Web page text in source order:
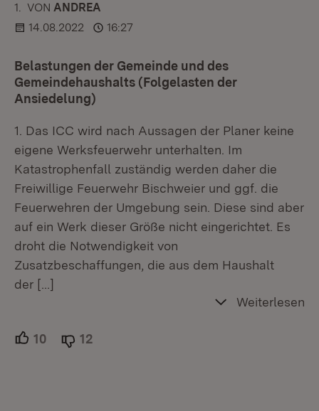
1. KOMMENTAR
VON :ANDREA
14.08.2022
16:27
Belastungen der Gemeinde und des
Gemeindehaushalts (Folgelasten der
Ansiedelung)
1. Das ICC wird nach Aussagen der Planer keine
eigene Werksfeuerwehr unterhalten. Im
Katastrophenfall zuständig werden daher die
Freiwillige Feuerwehr Bischweier und ggf. die
Feuerwehren der Umgebung sein. Diese sind aber
auf ein Werk dieser Größe nicht eingerichtet. Es
droht die Notwendigkeit von
Zusatzbeschaffungen, die aus dem Haushalt
der […]
Weiterlesen
10 Unterstützer.
12